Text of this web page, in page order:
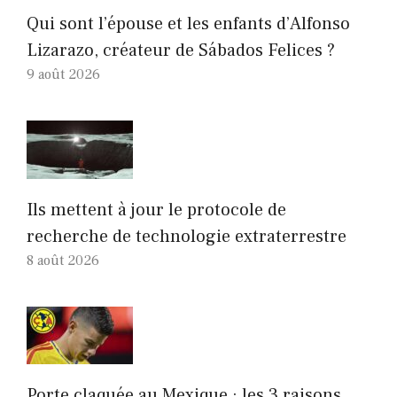
Qui sont l’épouse et les enfants d’Alfonso
Lizarazo, créateur de Sábados Felices ?
9 août 2026
Ils mettent à jour le protocole de
recherche de technologie extraterrestre
8 août 2026